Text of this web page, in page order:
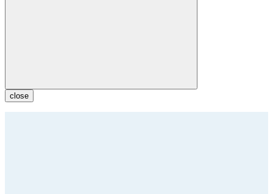
close